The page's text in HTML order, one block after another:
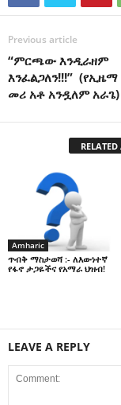
Previous article
“ምርጫው እንዲራዘም
እንፈልጋለን!!!”
መሪ አቶ አንዷለም አራጌ)
RELATED
Amharic
ጥብቅ ማስታወሻ :- ለእውነተኛ
የፋኖ ታጋዬችና የአማራ ህዝብ!
LEAVE A REPLY